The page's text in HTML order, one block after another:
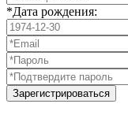
*Дата рождения:
Зарегистрироваться